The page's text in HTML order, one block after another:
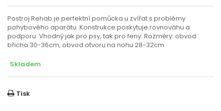
Postroj Rehab je perfektní pomůcka u zvířat s problémy
pohybového aparátu. Konstrukce poskytuje rovnováhu a
podporu. Vhodný jak pro psy, tak pro feny. Rozměry: obvod
břicha 30-36cm, obvod otvoru na nohu 28-32cm
Skladem
Tisk